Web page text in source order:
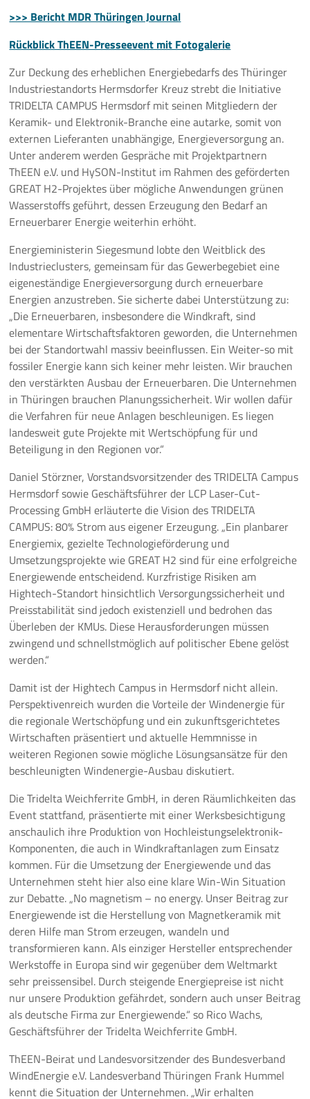
>>> Bericht MDR Thüringen Journal
Rückblick ThEEN-Presseevent mit Fotogalerie
Zur Deckung des erheblichen Energiebedarfs des Thüringer
Industriestandorts Hermsdorfer Kreuz strebt die Initiative
TRIDELTA CAMPUS Hermsdorf mit seinen Mitgliedern der
Keramik- und Elektronik-Branche eine autarke, somit von
externen Lieferanten unabhängige, Energieversorgung an.
Unter anderem werden Gespräche mit Projektpartnern
ThEEN e.V. und HySON-Institut im Rahmen des geförderten
GREAT H2-Projektes über mögliche Anwendungen grünen
Wasserstoffs geführt, dessen Erzeugung den Bedarf an
Erneuerbarer Energie weiterhin erhöht.
Energieministerin Siegesmund lobte den Weitblick des
Industrieclusters, gemeinsam für das Gewerbegebiet eine
eigeneständige Energieversorgung durch erneuerbare
Energien anzustreben. Sie sicherte dabei Unterstützung zu:
„Die Erneuerbaren, insbesondere die Windkraft, sind
elementare Wirtschaftsfaktoren geworden, die Unternehmen
bei der Standortwahl massiv beeinflussen. Ein Weiter-so mit
fossiler Energie kann sich keiner mehr leisten. Wir brauchen
den verstärkten Ausbau der Erneuerbaren. Die Unternehmen
in Thüringen brauchen Planungssicherheit. Wir wollen dafür
die Verfahren für neue Anlagen beschleunigen. Es liegen
landesweit gute Projekte mit Wertschöpfung für und
Beteiligung in den Regionen vor.“
Daniel Störzner, Vorstandsvorsitzender des TRIDELTA Campus
Hermsdorf sowie Geschäftsführer der LCP Laser-Cut-
Processing GmbH erläuterte die Vision des TRIDELTA
CAMPUS: 80% Strom aus eigener Erzeugung. „Ein planbarer
Energiemix, gezielte Technologieförderung und
Umsetzungsprojekte wie GREAT H2 sind für eine erfolgreiche
Energiewende entscheidend. Kurzfristige Risiken am
Hightech-Standort hinsichtlich Versorgungssicherheit und
Preisstabilität sind jedoch existenziell und bedrohen das
Überleben der KMUs. Diese Herausforderungen müssen
zwingend und schnellstmöglich auf politischer Ebene gelöst
werden.“
Damit ist der Hightech Campus in Hermsdorf nicht allein.
Perspektivenreich wurden die Vorteile der Windenergie für
die regionale Wertschöpfung und ein zukunftsgerichtetes
Wirtschaften präsentiert und aktuelle Hemmnisse in
weiteren Regionen sowie mögliche Lösungsansätze für den
beschleunigten Windenergie-Ausbau diskutiert.
Die Tridelta Weichferrite GmbH, in deren Räumlichkeiten das
Event stattfand, präsentierte mit einer Werksbesichtigung
anschaulich ihre Produktion von Hochleistungselektronik-
Komponenten, die auch in Windkraftanlagen zum Einsatz
kommen. Für die Umsetzung der Energiewende und das
Unternehmen steht hier also eine klare Win-Win Situation
zur Debatte. „No magnetism – no energy. Unser Beitrag zur
Energiewende ist die Herstellung von Magnetkeramik mit
deren Hilfe man Strom erzeugen, wandeln und
transformieren kann. Als einziger Hersteller entsprechender
Werkstoffe in Europa sind wir gegenüber dem Weltmarkt
sehr preissensibel. Durch steigende Energiepreise ist nicht
nur unsere Produktion gefährdet, sondern auch unser Beitrag
als deutsche Firma zur Energiewende.“ so Rico Wachs,
Geschäftsführer der Tridelta Weichferrite GmbH.
ThEEN-Beirat und Landesvorsitzender des Bundesverband
WindEnergie e.V. Landesverband Thüringen Frank Hummel
kennt die Situation der Unternehmen. „Wir erhalten